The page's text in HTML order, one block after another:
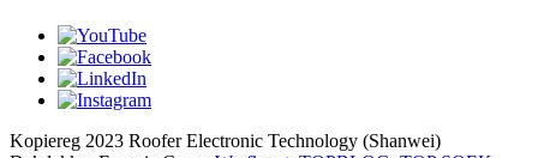
Kopiereg 2023 Roofer Electronic Technology (Shanwei)